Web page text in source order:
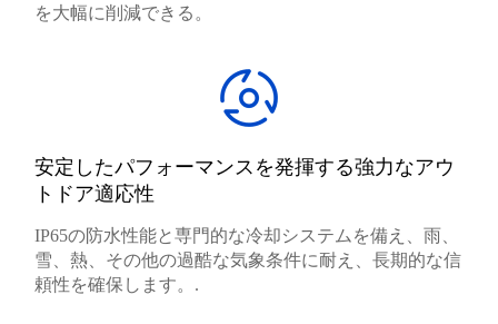
を大幅に削減できる。
安定したパフォーマンスを発揮する強力なアウ
トドア適応性
IP65の防水性能と専門的な冷却システムを備え、雨、
雪、熱、その他の過酷な気象条件に耐え、長期的な信
頼性を確保します。.